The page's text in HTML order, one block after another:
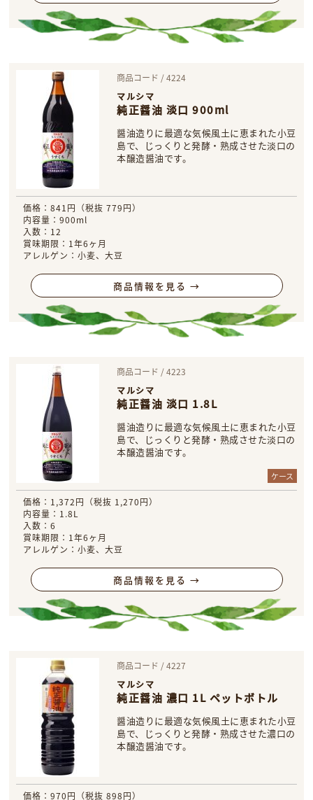
商品コード / 4224
マルシマ
純正醤油 淡口 900ml
醤油造りに最適な気候風土に恵まれた小豆
島で、じっくりと発酵・熟成させた淡口の
本醸造醤油です。
価格：841円（税抜 779円）
内容量：900ml
入数：12
賞味期限：1年6ヶ月
アレルゲン：小麦、大豆
商品情報を見る →
商品コード / 4223
マルシマ
純正醤油 淡口 1.8L
醤油造りに最適な気候風土に恵まれた小豆
島で、じっくりと発酵・熟成させた淡口の
本醸造醤油です。
ケース
価格：1,372円（税抜 1,270円）
内容量：1.8L
入数：6
賞味期限：1年6ヶ月
アレルゲン：小麦、大豆
商品情報を見る →
商品コード / 4227
マルシマ
純正醤油 濃口 1L ペットボトル
醤油造りに最適な気候風土に恵まれた小豆
島で、じっくりと発酵・熟成させた濃口の
本醸造醤油です。
価格：970円（税抜 898円）